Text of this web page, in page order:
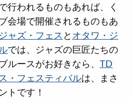
行われるものもあれば、く
会場で開催されるものもあ
ャズ・フェス と オタワ・ジ
では、ジャズの巨匠たちの
ルースがお好きなら、 TD
・フェスティバルは、まさ
トです！